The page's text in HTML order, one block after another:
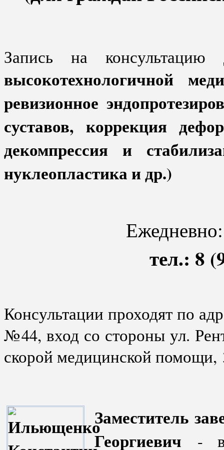
Запись на
высокотехнологичной
ревизионное
суставов, коррекция
декомпрессия и
нуклеопластика и др.)
тел.: 8
Консультации проходят по
№44, вход со стороны ул.
скорой медицинской
Заместитель
Георгиевич -